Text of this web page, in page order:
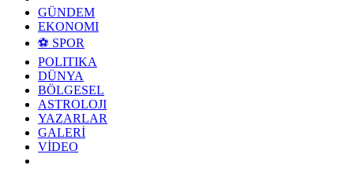
GÜNDEM
EKONOMI
⚽ SPOR
POLITIKA
DÜNYA
BÖLGESEL
ASTROLOJI
YAZARLAR
GALERİ
VİDEO